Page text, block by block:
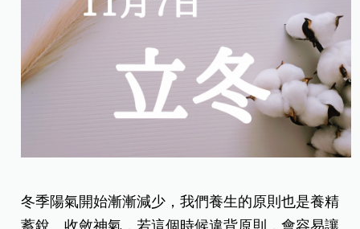
冬季陽氣開始漸漸減少，我們養生的原則也是養精
蓄銳、收斂神氣，若這個時候違背原則，會容易讓